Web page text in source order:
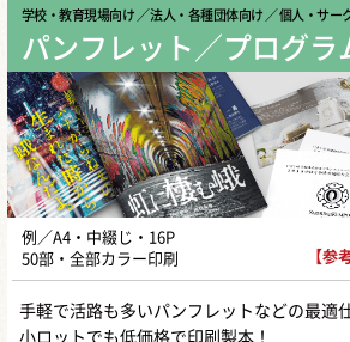
学校・教育現場向け ／ 法人・各種団体向け ／ 個人・サー
パンフレット／プログラ
例／A4・中綴じ・16P
50部・全部カラー印刷
【参
手軽で活路も多いパンフレットなどの最適
小ロットでも低価格で印刷製本！